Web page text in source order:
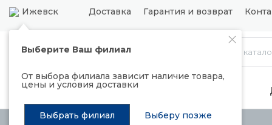
Ижевск Доставка Гарантия и возврат
Выберите Ваш филиал
От выбора филиала зависит наличие товара,
цены и условия доставки
Выбрать филиал Выберу позже
Каталог
Распродажа Подъемные механизмы